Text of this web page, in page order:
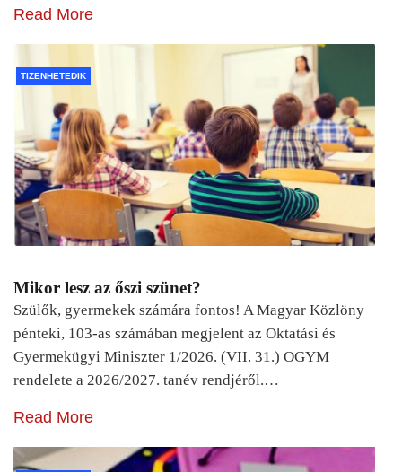
Read More
TIZENHETEDIK
Mikor lesz az őszi szünet?
Szülők, gyermekek számára fontos! A Magyar Közlöny
pénteki, 103-as számában megjelent az Oktatási és
Gyermekügyi Miniszter 1/2026. (VII. 31.) OGYM
rendelete a 2026/2027. tanév rendjéről.…
Read More